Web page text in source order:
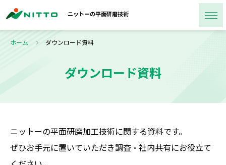
ニットーの平面研磨技術
ホーム ダウンロード資料
ダウンロード資料
ニットーの平面研磨加工技術に関する資料です。
ぜひお手元に置いていただき調査・社内共有にお役立て